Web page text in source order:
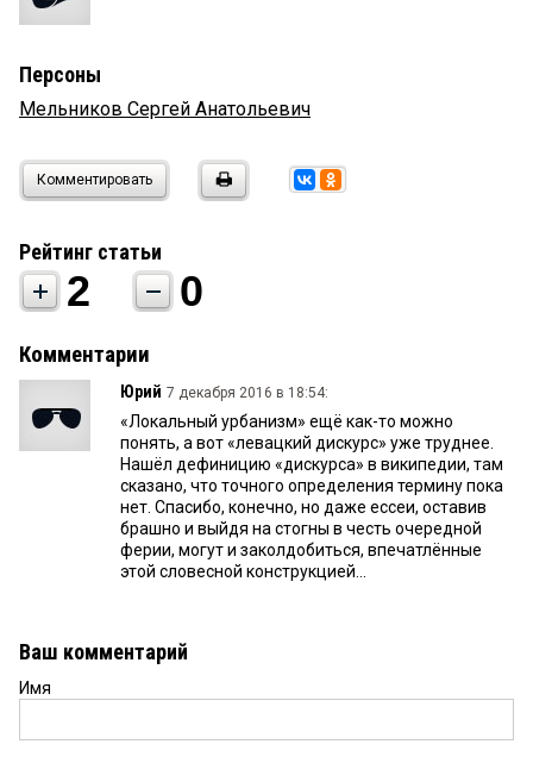
Персоны
Мельников Сергей Анатольевич
Комментировать
Рейтинг статьи
2 0
Комментарии
Юрий 7 декабря 2016 в 18:54:
«Локальный урбанизм» ещё как-то можно
понять, а вот «левацкий дискурс» уже труднее.
Нашёл дефиницию «дискурса» в википедии, там
сказано, что точного определения термину пока
нет. Спасибо, конечно, но даже ессеи, оставив
брашно и выйдя на стогны в честь очередной
ферии, могут и заколдобиться, впечатлённые
этой словесной конструкцией...
Ваш комментарий
Имя